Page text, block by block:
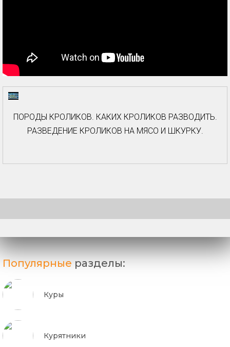
ПОРОДЫ КРОЛИКОВ. КАКИХ КРОЛИКОВ РАЗВОДИТЬ.
РАЗВЕДЕНИЕ КРОЛИКОВ НА МЯСО И ШКУРКУ.
Популярные разделы:
Куры
Курятники